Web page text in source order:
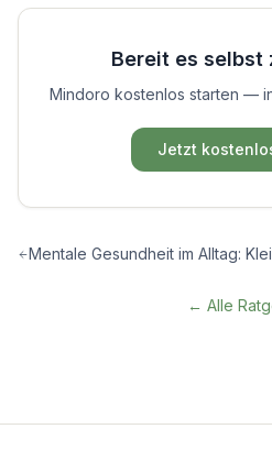
Bereit es selbst
Mindoro kostenlos starten —
Jetzt
← Alle